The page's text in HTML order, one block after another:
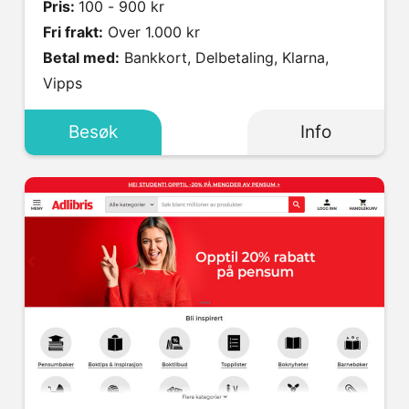
Pris: 100 - 900 kr
Fri frakt: Over 1.000 kr
Betal med:
Vipps
Besøk Info